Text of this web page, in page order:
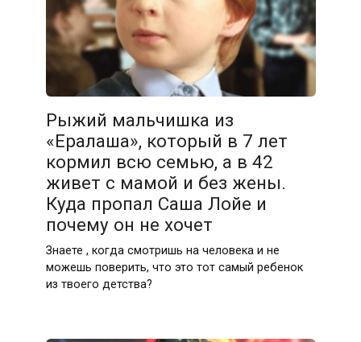
Рыжий мальчишка из
«Ералаша», который в 7 лет
кормил всю семью, а в 42
живет с мамой и без жены.
Куда пропал Саша Лойе и
почему он не хочет
Знаете , когда смотришь на человека и не
можешь поверить, что это тот самый ребенок
из твоего детства?